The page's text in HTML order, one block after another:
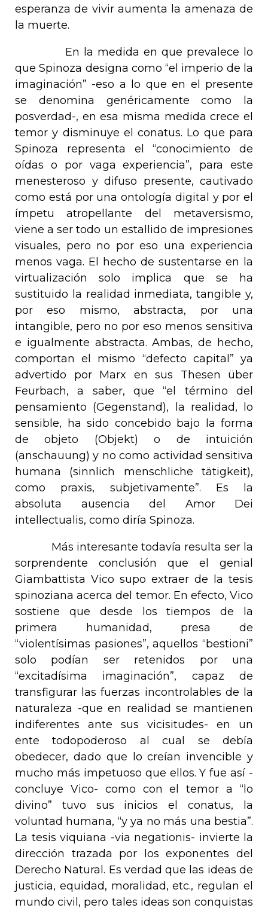
esperanza de vivir aumenta la amenaza de
la muerte.
En la medida en que prevalece lo
que Spinoza designa como “el imperio de la
imaginación” -eso a lo que en el presente
se denomina genéricamente como la
posverdad-, en esa misma medida crece el
temor y disminuye elconatus. Lo que para
Spinoza representa el “conocimiento de
oídas o por vaga experiencia”, para este
menesteroso y difuso presente, cautivado
como está por una ontología digital y por el
ímpetu atropellante del metaversismo,
viene a ser todo un estallido de impresiones
visuales, pero no por eso una experiencia
menos vaga. El hecho de sustentarse en la
virtualización solo implica que se ha
sustituido la realidad inmediata, tangible y,
por eso mismo, abstracta, por una
intangible, pero no por eso menos sensitiva
e igualmente abstracta. Ambas, de hecho,
comportan el mismo “defecto capital” ya
advertido por Marx en sus Thesen über
Feurbach, a saber, que “el término del
pensamiento (Gegenstand), la realidad, lo
sensible, ha sido concebido bajo la forma
de objeto (Objekt) o de intuición
(anschauung) y no como actividad sensitiva
humana (sinnlich menschliche tätigkeit),
como praxis, subjetivamente”. Es la
absoluta ausencia del Amor Dei
intellectualis, como diría Spinoza.
Más interesante todavía resulta ser la
sorprendente conclusión que el genial
Giambattista Vico supo extraer de la tesis
spinoziana acerca del temor. En efecto, Vico
sostiene que desde los tiempos de la
primera humanidad, presa de
“violentísimas pasiones”, aquellos “bestioni”
solo podían ser retenidos por una
“excitadísima imaginación”, capaz de
transfigurar las fuerzas incontrolables de la
naturaleza -que en realidad se mantienen
indiferentes ante sus vicisitudes- en un
ente todopoderoso al cual se debía
obedecer, dado que lo creían invencible y
mucho más impetuoso que ellos. Y fue así -
concluye Vico- como con el temor a “lo
divino” tuvo sus inicios elconatus, la
voluntad humana, “y ya no más una bestia”.
La tesis viquiana -via negationis- invierte la
dirección trazada por los exponentes del
Derecho Natural. Es verdad que las ideas de
justicia, equidad, moralidad, etc., regulan el
mundo civil, pero tales ideas son conquistas